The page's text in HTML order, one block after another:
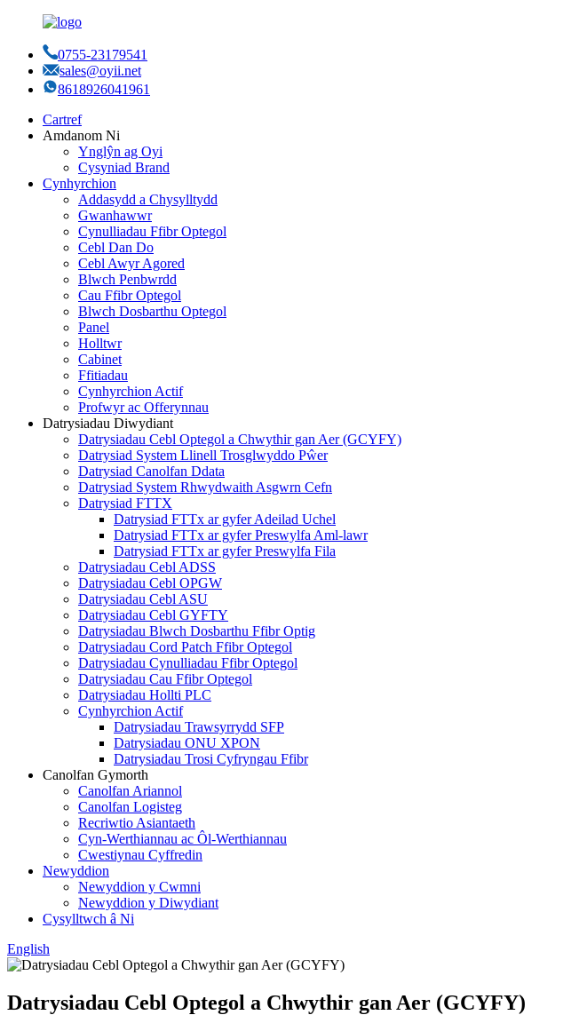
0755-23179541
sales@oyii.net
8618926041961
Cartref
Amdanom Ni
Ynglŷn ag Oyi
Cysyniad Brand
Cynhyrchion
Addasydd a Chysylltydd
Gwanhawwr
Cynulliadau Ffibr Optegol
Cebl Dan Do
Cebl Awyr Agored
Blwch Penbwrdd
Cau Ffibr Optegol
Blwch Dosbarthu Optegol
Panel
Holltwr
Cabinet
Ffitiadau
Cynhyrchion Actif
Profwyr ac Offerynnau
Datrysiadau Diwydiant
Datrysiadau Cebl Optegol a Chwythir gan Aer (GCYFY)
Datrysiad System Llinell Trosglwyddo Pŵer
Datrysiad Canolfan Ddata
Datrysiad System Rhwydwaith Asgwrn Cefn
Datrysiad FTTX
Datrysiad FTTx ar gyfer Adeilad Uchel
Datrysiad FTTx ar gyfer Preswylfa Aml-lawr
Datrysiad FTTx ar gyfer Preswylfa Fila
Datrysiadau Cebl ADSS
Datrysiadau Cebl OPGW
Datrysiadau Cebl ASU
Datrysiadau Cebl GYFTY
Datrysiadau Blwch Dosbarthu Ffibr Optig
Datrysiadau Cord Patch Ffibr Optegol
Datrysiadau Cynulliadau Ffibr Optegol
Datrysiadau Cau Ffibr Optegol
Datrysiadau Hollti PLC
Cynhyrchion Actif
Datrysiadau Trawsyrrydd SFP
Datrysiadau ONU XPON
Datrysiadau Trosi Cyfryngau Ffibr
Canolfan Gymorth
Canolfan Ariannol
Canolfan Logisteg
Recriwtio Asiantaeth
Cyn-Werthiannau ac Ôl-Werthiannau
Cwestiynau Cyffredin
Newyddion
Newyddion y Cwmni
Newyddion y Diwydiant
Cysylltwch â Ni
English
Datrysiadau Cebl Optegol a Chwythir gan Aer (GCYFY)